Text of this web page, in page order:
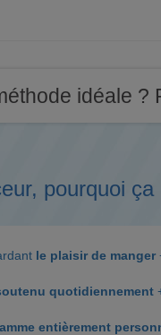
idéale ?
pourquoi
le plaisir de manger
quotidiennement
entièrement